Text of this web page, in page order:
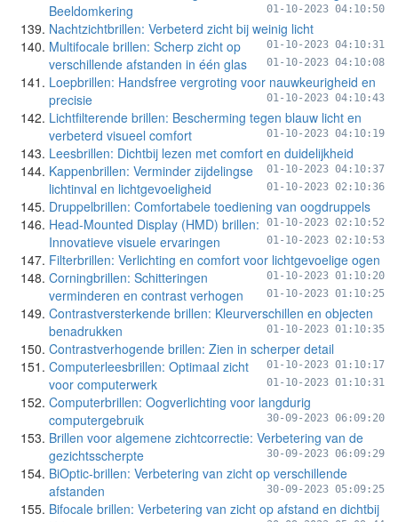
Beeldomkering
01-10-2023 04:10:50
Nachtzichtbrillen: Verbeterd zicht bij weinig licht
01-10-2023 04:10:31
Multifocale brillen: Scherp zicht op
verschillende afstanden in één glas
01-10-2023 04:10:08
Loepbrillen: Handsfree vergroting voor nauwkeurigheid en
precisie
01-10-2023 04:10:43
Lichtfilterende brillen: Bescherming tegen blauw licht en
verbeterd visueel comfort
01-10-2023 04:10:19
Leesbrillen: Dichtbij lezen met comfort en duidelijkheid
01-10-2023 04:10:37
Kappenbrillen: Verminder zijdelingse
lichtinval en lichtgevoeligheid
01-10-2023 02:10:36
Druppelbrillen: Comfortabele toediening van oogdruppels
01-10-2023 02:10:52
Head-Mounted Display (HMD) brillen:
Innovatieve visuele ervaringen
01-10-2023 02:10:53
Filterbrillen: Verlichting en comfort voor lichtgevoelige ogen
01-10-2023 01:10:20
Corningbrillen: Schitteringen
verminderen en contrast verhogen
01-10-2023 01:10:25
Contrastversterkende brillen: Kleurverschillen en objecten
benadrukken
01-10-2023 01:10:35
Contrastverhogende brillen: Zien in scherper detail
01-10-2023 01:10:17
Computerleesbrillen: Optimaal zicht
voor computerwerk
01-10-2023 01:10:31
Computerbrillen: Oogverlichting voor langdurig
computergebruik
30-09-2023 06:09:20
Brillen voor algemene zichtcorrectie: Verbetering van de
gezichtsscherpte
30-09-2023 06:09:29
BiOptic-brillen: Verbetering van zicht op verschillende
afstanden
30-09-2023 05:09:25
Bifocale brillen: Verbetering van zicht op afstand en dichtbij